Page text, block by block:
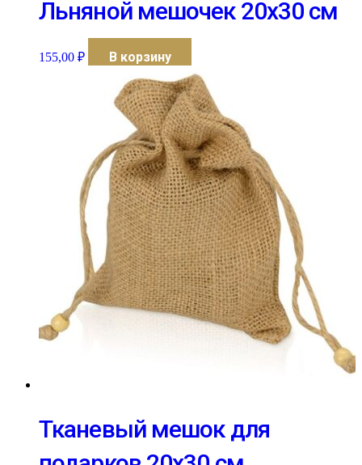
Льняной мешочек 20х30 см
155,00 ₽ В корзину
Тканевый мешок для